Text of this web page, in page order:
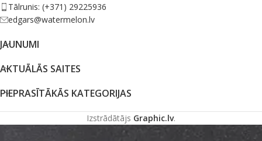
Tālrunis: (+371) 29225936
edgars@watermelon.lv
JAUNUMI
AKTUĀLĀS SAITES
PIEPRASĪTĀKĀS KATEGORIJAS
Izstrādātājs Graphic.lv.